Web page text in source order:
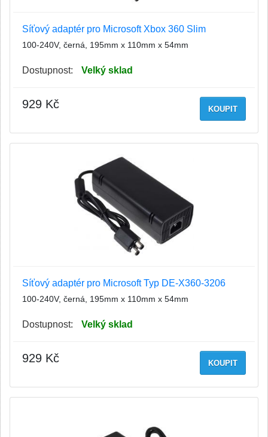
Síťový adaptér pro Microsoft Xbox 360 Slim
100-240V, černá, 195mm x 110mm x 54mm
Dostupnost: Velký sklad
KOUPIT
929 Kč
Síťový adaptér pro Microsoft Typ DE-X360-3206
100-240V, černá, 195mm x 110mm x 54mm
Dostupnost: Velký sklad
KOUPIT
929 Kč